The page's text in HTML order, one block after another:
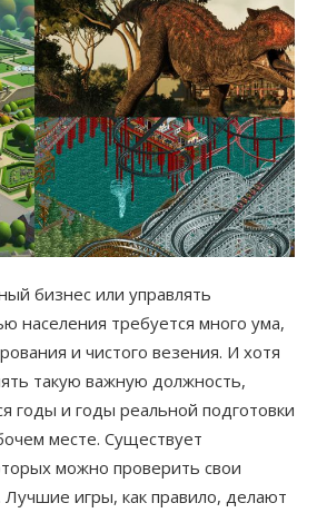
бизнес или управлять
населения требуется много ума,
и чистого везения. И хотя
такую важную должность,
годы и годы реальной подготовки
месте. Существует
можно проверить свои
Лучшие игры, как правило, делают